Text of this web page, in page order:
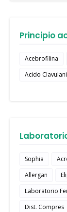
Principio
Acebrofilina
Acido
Sophia
Allergan
Laboratorio
Dist. Compres